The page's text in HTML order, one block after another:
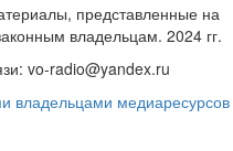
представленные на
владельцам. 2024 гг.
vo-radio@yandex.ru
владельцами медиаресурсов